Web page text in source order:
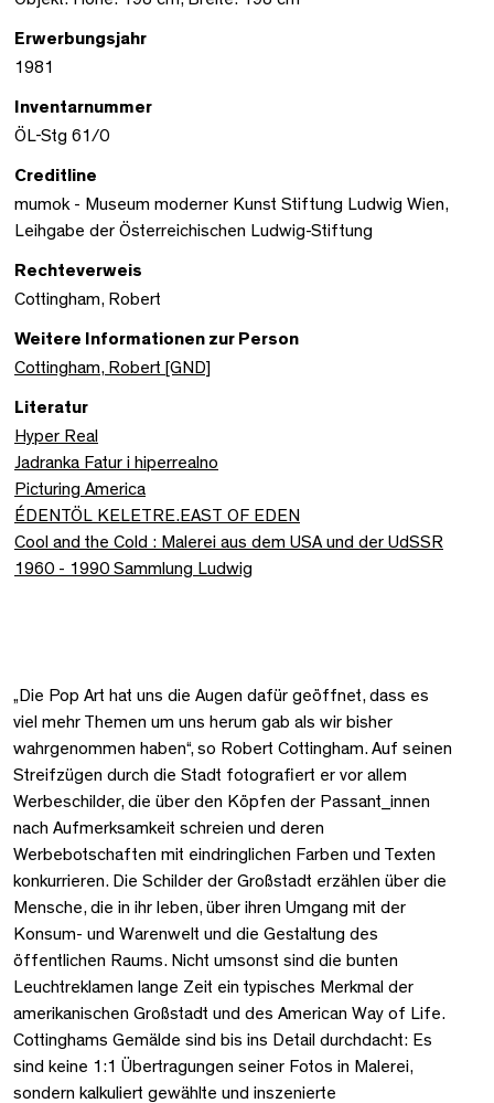
Erwerbungsjahr
1981
Inventarnummer
ÖL-Stg 61/0
Creditline
mumok - Museum moderner Kunst Stiftung Ludwig Wien,
Leihgabe der Österreichischen Ludwig-Stiftung
Rechteverweis
Cottingham, Robert
Weitere Informationen zur Person
Cottingham, Robert [GND]
Literatur
Hyper Real
Jadranka Fatur i hiperrealno
Picturing America
ÉDENTÖL KELETRE.EAST OF EDEN
Cool and the Cold : Malerei aus dem USA und der UdSSR
1960 - 1990 Sammlung Ludwig
„Die Pop Art hat uns die Augen dafür geöffnet, dass es
viel mehr Themen um uns herum gab als wir bisher
wahrgenommen haben“, so Robert Cottingham. Auf seinen
Streifzügen durch die Stadt fotografiert er vor allem
Werbeschilder, die über den Köpfen der Passant_innen
nach Aufmerksamkeit schreien und deren
Werbebotschaften mit eindringlichen Farben und Texten
konkurrieren. Die Schilder der Großstadt erzählen über die
Mensche, die in ihr leben, über ihren Umgang mit der
Konsum- und Warenwelt und die Gestaltung des
öffentlichen Raums. Nicht umsonst sind die bunten
Leuchtreklamen lange Zeit ein typisches Merkmal der
amerikanischen Großstadt und des American Way of Life.
Cottinghams Gemälde sind bis ins Detail durchdacht: Es
sind keine 1:1 Übertragungen seiner Fotos in Malerei,
sondern kalkuliert gewählte und inszenierte